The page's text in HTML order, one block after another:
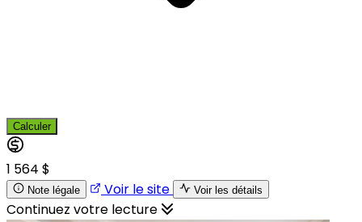
Calculer
1 564 $
Note légale Voir le site Voir les détails
Continuez votre lecture